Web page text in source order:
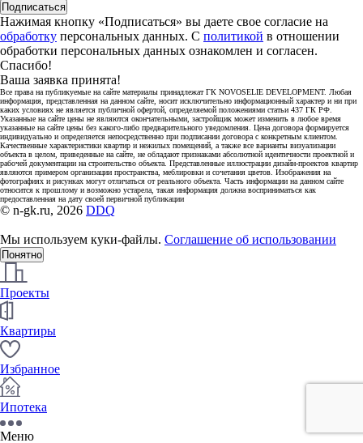
Подписаться
Нажимая кнопку «Подписаться» вы даете свое согласие на
обработку персональных данных. С политикой в отношении
обработки персональных данных ознакомлен и согласен.
Спасибо!
Ваша заявка принята!
Все права на публикуемые на сайте материалы принадлежат ГК NOVOSELIE DEVELOPMENT. Любая
информация, представленная на данном сайте, носит исключительно информационный характер и ни при
каких условиях не является публичной офертой, определяемой положениями статьи 437 ГК РФ.
Указанные на сайте цены не являются окончательными, застройщик может изменить в любое время
указанные на сайте цены без какого-либо предварительного уведомления. Цена договора формируется
индивидуально и определяется непосредственно при подписании договора с конкретным клиентом.
Качественные характеристики квартир и нежилых помещений, а также все варианты визуализации
объекта в целом, приведенные на сайте, не обладают признаками абсолютной идентичности проектной и
рабочей документации на строительство объекта. Представленные иллюстрации дизайн-проектов квартир
являются примером организации пространства, меблировки и сочетания цветов. Изображения на
фотографиях и рисунках могут отличаться от реального объекта. Часть информации на данном сайте
относится к прошлому и возможно устарела, такая информация должна восприниматься как
предоставленная на дату своей первичной публикации
© n-gk.ru, 2026 DDQ
Мы используем куки-файлы. Соглашение об использовании
Понятно
Проекты
Квартиры
Избранное
Ипотека
Меню